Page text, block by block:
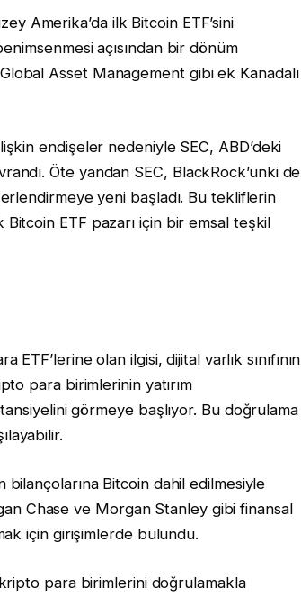
Amerika’da ilk Bitcoin ETF’sini
açısından bir dönüm
Asset Management gibi ek Kanadalı
endişeler nedeniyle SEC, ABD’deki
Öte yandan SEC, BlackRock’unki de
yeni başladı. Bu tekliflerin
ETF pazarı için bir emsal teşkil
olan ilgisi, dijital varlık sınıfının
para birimlerinin yatırım
görmeye başlıyor. Bu doğrulama
Bitcoin dahil edilmesiyle
Chase ve Morgan Stanley gibi finansal
için girişimlerde bulundu.
para birimlerini doğrulamakla